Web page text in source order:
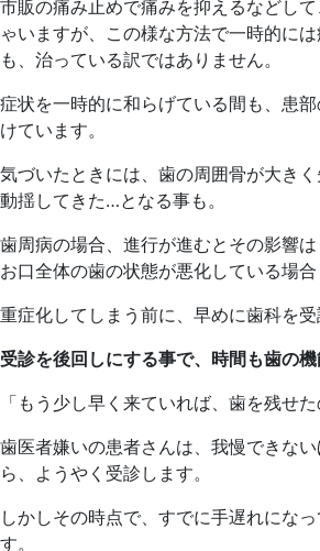
市販の痛み止めで痛みを抑えるなどし
ゃいますが、この様な方法で一時的に
も、治っている訳ではありません。
症状を一時的に和らげている間も、患
けています。
気づいたときには、歯の周囲骨が大き
動揺してきた…となる事も。
歯周病の場合、進行が進むとその影響は
お口全体の歯の状態が悪化している場合
重症化してしまう前に、早めに歯科を受
受診を後回しにする事で、時間も歯の
「もう少し早く来ていれば、歯を残せた
歯医者嫌いの患者さんは、我慢できな
ら、ようやく受診します。
しかしその時点で、すでに手遅れにな
す。